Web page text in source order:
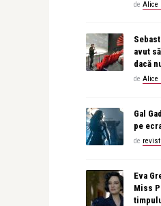
de Alice
avut
dacă
de Alice
Gal
pe
de
Eva
Miss